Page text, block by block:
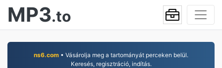
MP3.to
ns6.com • Vásárolja meg a tartományát perceken belül.
Keresés, regisztráció, indítás.